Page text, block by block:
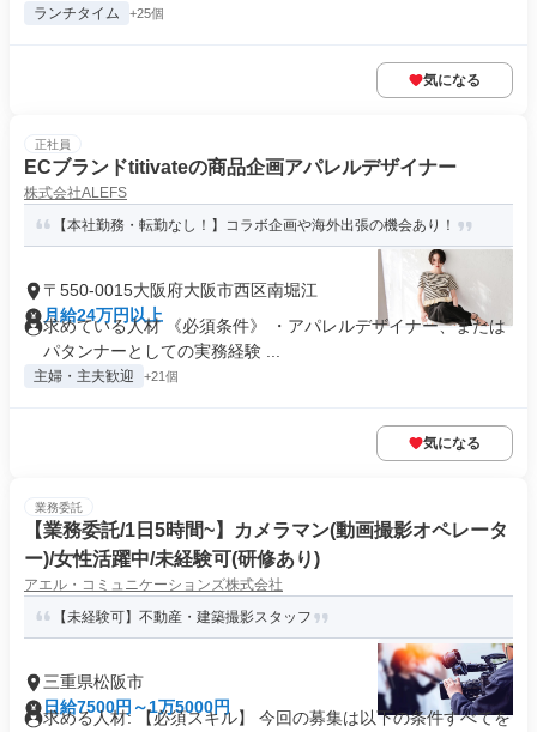
ランチタイム +25個
気になる
正社員
ECブランドtitivateの商品企画アパレルデザイナー
株式会社ALEFS
【本社勤務・転勤なし！】コラボ企画や海外出張の機会あり！
〒550-0015大阪府大阪市西区南堀江
月給24万円以上
求めている人材 《必須条件》 ・アパレルデザイナー、または
パタンナーとしての実務経験 ...
主婦・主夫歓迎 +21個
気になる
業務委託
【業務委託/1日5時間~】カメラマン(動画撮影オペレータ
ー)/女性活躍中/未経験可(研修あり)
アエル・コミュニケーションズ株式会社
【未経験可】不動産・建築撮影スタッフ
三重県松阪市
日給7500円～1万5000円
求める人材: 【必須スキル】 今回の募集は以下の条件すべてを